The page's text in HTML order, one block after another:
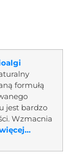
formułą
jest bardzo
Wzmacnia